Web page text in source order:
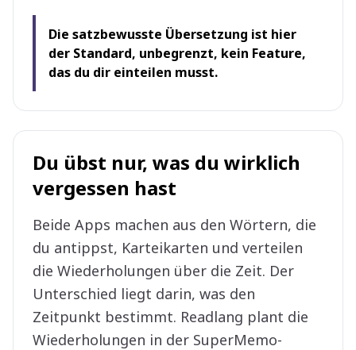
Die satzbewusste Übersetzung ist hier
der Standard, unbegrenzt, kein Feature,
das du dir einteilen musst.
Du übst nur, was du wirklich
vergessen hast
Beide Apps machen aus den Wörtern, die
du antippst, Karteikarten und verteilen
die Wiederholungen über die Zeit. Der
Unterschied liegt darin, was den
Zeitpunkt bestimmt. Readlang plant die
Wiederholungen in der SuperMemo-